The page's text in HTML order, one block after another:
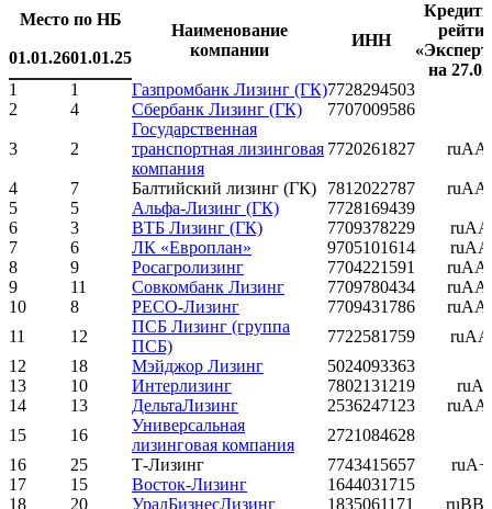
Место по НБ
Наименование
компании
ИНН
на
01.01.2601.01.25
1
1 Газпромбанк Лизинг (ГК)7728294503
2
4 Сбербанк Лизинг (ГК) 7707009586
3 2
Государственная
транспортная лизинговая
компания
7720261827 ruAA-
4 7 Балтийский лизинг (ГК) 7812022787
ruAA-
5
5 Альфа-Лизинг (ГК)
7728169439
6
3 ВТБ Лизинг (ГК) 7709378229
ruAA
7
6 ЛК «Европлан» 9705101614
ruAA
8
9 Росагролизинг 7704221591
ruAA-
9
11 Совкомбанк Лизинг 7709780434
ruAA-
10
8 РЕСО-Лизинг 7709431786
ruAA-
11
12
ПСБ Лизинг (группа
ПСБ)
7722581759
ruAA
12
18 Мэйджор Лизинг
5024093363
13
10 Интерлизинг 7802131219
ruA
14
13 ДельтаЛизинг 2536247123
ruAA-
15
16
Универсальная
лизинговая компания
2721084628
16
25 Т-Лизинг 7743415657
ruA+
17
15 Восток-Лизинг
1644031715
18
20 УралБизнесЛизинг 1835061171